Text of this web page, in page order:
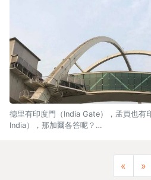
德里有印度門（India Gate），孟買也有
India），那加爾各答呢？…
« »